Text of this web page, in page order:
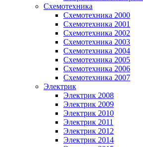
Схемотехника
Схемотехника 2000
Схемотехника 2001
Схемотехника 2002
Схемотехника 2003
Схемотехника 2004
Схемотехника 2005
Схемотехника 2006
Схемотехника 2007
Электрик
Электрик 2008
Электрик 2009
Электрик 2010
Электрик 2011
Электрик 2012
Электрик 2014